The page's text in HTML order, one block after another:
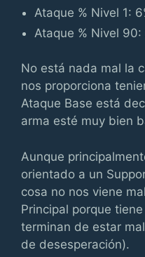
Ataque % Nivel 1:
Ataque % Nivel 90:
No está nada mal la
nos proporciona
Ataque Base está
arma esté muy bien
Aunque
orientado a un
cosa no nos viene
Principal porque
terminan de estar
de desesperación).